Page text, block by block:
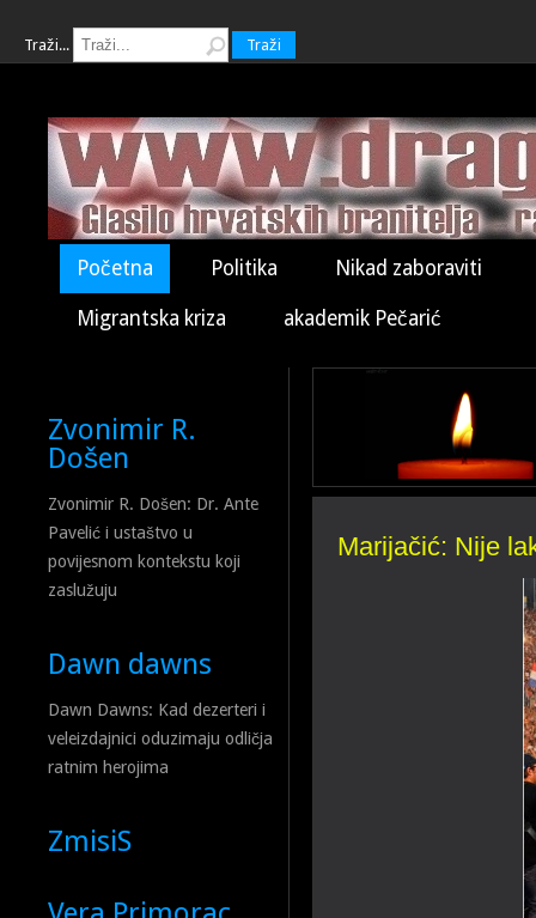
Traži... Traži
Početna Politika Nikad zaboraviti
Migrantska kriza akademik Pečarić
Zvonimir R.
Došen
Zvonimir R. Došen: Dr. Ante
Pavelić i ustaštvo u
povijesnom kontekstu koji
zaslužuju
Dawn dawns
Dawn Dawns: Kad dezerteri i
veleizdajnici oduzimaju odličja
ratnim herojima
ZmisiS
Marijačić: Nije
Ima li u